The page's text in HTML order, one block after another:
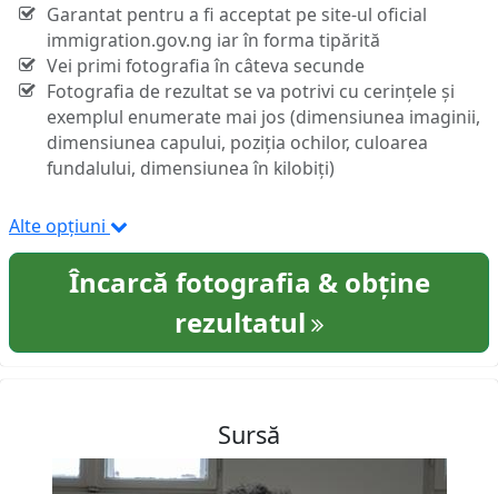
Garantat pentru a fi acceptat pe site-ul oficial
immigration.gov.ng iar în forma tipărită
Vei primi fotografia în câteva secunde
Fotografia de rezultat se va potrivi cu cerințele și
exemplul enumerate mai jos (dimensiunea imaginii,
dimensiunea capului, poziția ochilor, culoarea
fundalului, dimensiunea în kilobiți)
Alte opțiuni
Încarcă fotografia & obține
rezultatul
Sursă